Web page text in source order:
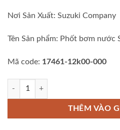
Nơi Sản Xuất: Suzuki Company
Tên Sản phẩm: Phốt bơm nước
Mã code: 17461-12k00-000
PHỐT BƠM NƯỚC SATRIA
THÊM VÀO